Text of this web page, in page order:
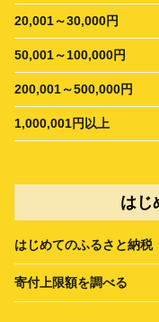
20,001～30,000円
50,001～100,000円
200,001～500,000円
1,000,001円以上
はじ
はじめてのふるさと納税
寄付上限額を調べる